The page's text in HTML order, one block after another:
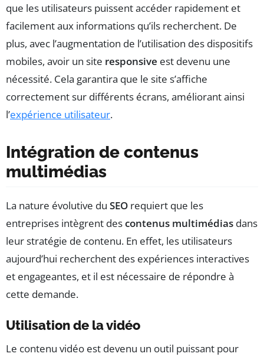
que les utilisateurs puissent accéder rapidement et
facilement aux informations qu’ils recherchent. De
plus, avec l’augmentation de l’utilisation des dispositifs
mobiles, avoir un site responsive est devenu une
nécessité. Cela garantira que le site s’affiche
correctement sur différents écrans, améliorant ainsi
l’expérience utilisateur.
Intégration de contenus
multimédias
La nature évolutive du SEO requiert que les
entreprises intègrent descontenus multimédias dans
leur stratégie de contenu. En effet, les utilisateurs
aujourd’hui recherchent des expériences interactives
et engageantes, et il est nécessaire de répondre à
cette demande.
Utilisation de la vidéo
Le contenu vidéo est devenu un outil puissant pour